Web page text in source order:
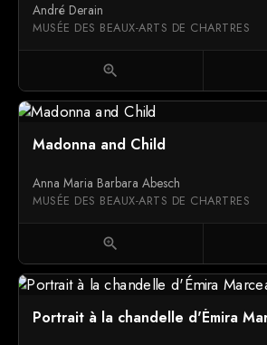
André Derain
MUSÉE DES BEAUX-ARTS DE CHARTRES
zoom_in
Madonna and Child
Anna Maria Barbara Abesch
MUSÉE DES BEAUX-ARTS DE CHARTRES
zoom_in
Portrait à la chandelle d'Émira